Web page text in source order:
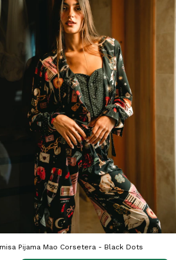
Pijama Mao Corsetera - Black Dots